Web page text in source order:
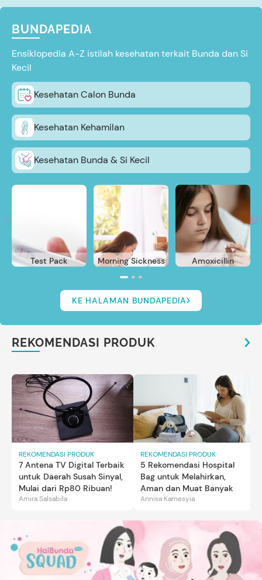
BUNDAPEDIA
Ensiklopedia A-Z istilah kesehatan terkait Bunda dan Si
Kecil
Kesehatan Calon Bunda
Kesehatan Kehamilan
Kesehatan Bunda & Si Kecil
Test Pack Morning Sickness Amoxicillin
KE HALAMAN BUNDAPEDIA
REKOMENDASI PRODUK
REKOMENDASI PRODUK
7 Antena TV Digital Terbaik
untuk Daerah Susah Sinyal,
Mulai dari Rp80 Ribuan!
Amira Salsabila
REKOMENDASI PRODUK
5 Rekomendasi Hospital
Bag untuk Melahirkan,
Aman dan Muat Banyak
Annisa Karnesyia